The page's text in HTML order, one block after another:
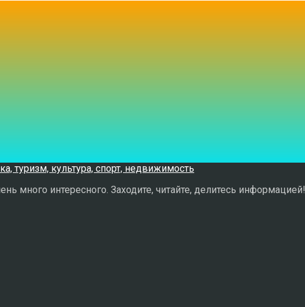
много интересного. Заходите, читайте, делитесь информацией!